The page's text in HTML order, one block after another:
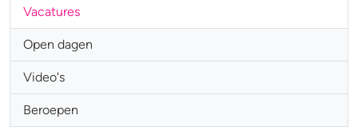
Vacatures
Open dagen
Video's
Beroepen